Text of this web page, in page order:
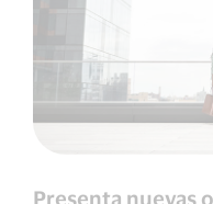
Presenta nuevas